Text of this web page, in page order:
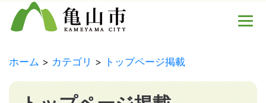
ホーム カテゴリ トップページ掲載